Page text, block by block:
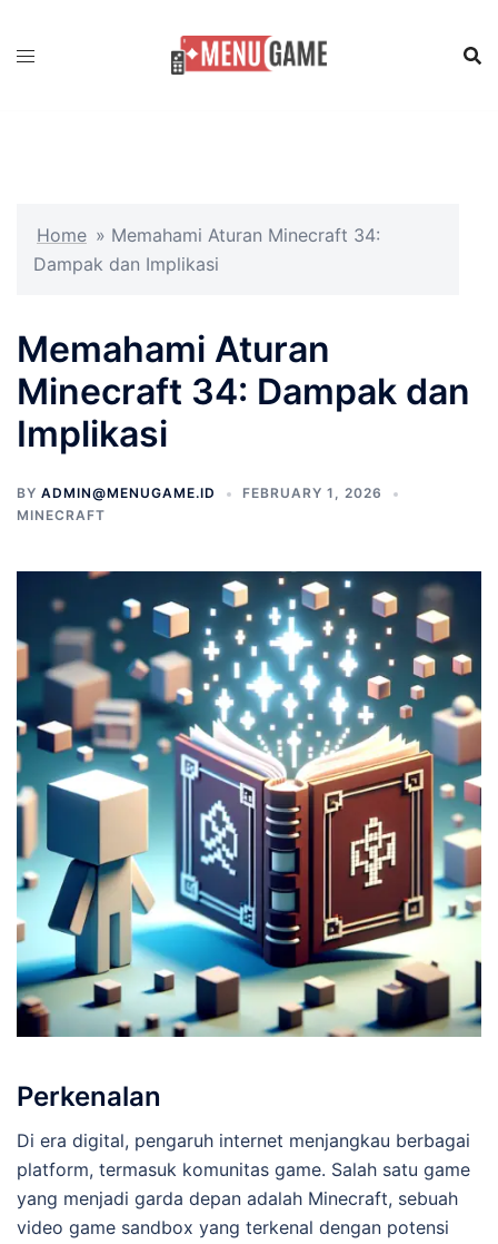
Home » Memahami Aturan Minecraft 34:
Dampak dan Implikasi
Memahami Aturan
Minecraft 34: Dampak dan
Implikasi
BY ADMIN@MENUGAME.ID
FEBRUARY 1, 2026
MINECRAFT
Perkenalan
Di era digital, pengaruh internet menjangkau berbagai
platform, termasuk komunitas game. Salah satu game
yang menjadi garda depan adalah Minecraft, sebuah
video game sandbox yang terkenal dengan potensi